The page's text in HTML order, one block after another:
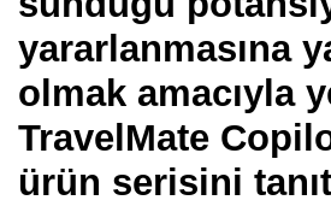
yararlanmasına
olmak amacıyla
TravelMate
ürün serisini